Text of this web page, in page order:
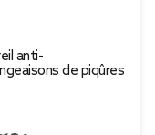
anti-
de piqûres